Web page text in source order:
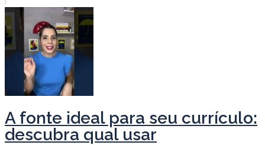
A fonte ideal para seu currículo:
descubra qual usar